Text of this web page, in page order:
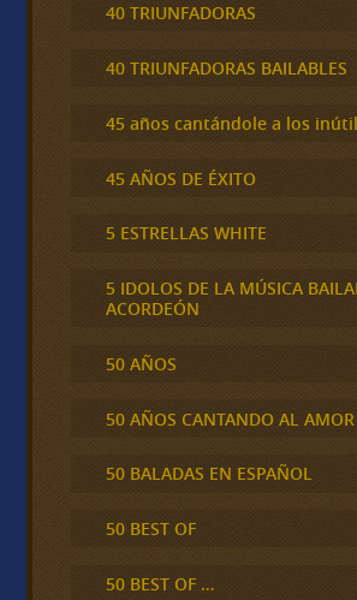
40 TRIUNFADORAS
40 TRIUNFADORAS BAILABLES
45 años cantándole a los
45 AÑOS DE ÉXITO
5 ESTRELLAS WHITE
5 IDOLOS DE LA MÚSICA
ACORDEÓN
50 AÑOS
50 AÑOS CANTANDO AL AMOR
50 BALADAS EN ESPAÑOL
50 BEST OF
50 BEST OF …